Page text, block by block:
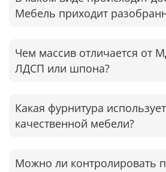
Мебель приходит
Чем массив отличается от
ЛДСП или шпона?
Какая фурнитура
качественной мебели?
Можно ли контролировать